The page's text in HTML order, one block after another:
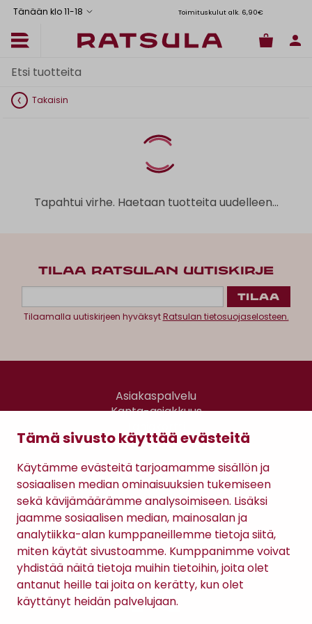
Tämä sivusto käyttää evästeitä
Käytämme evästeitä tarjoamamme sisällön ja
sosiaalisen median ominaisuuksien tukemiseen
sekä kävijämäärämme analysoimiseen. Lisäksi
jaamme sosiaalisen median, mainosalan ja
analytiikka-alan kumppaneillemme tietoja siitä,
miten käytät sivustoamme. Kumppanimme voivat
yhdistää näitä tietoja muihin tietoihin, joita olet
antanut heille tai joita on kerätty, kun olet
käyttänyt heidän palvelujaan.
Tänään klo 11-18 Toimituskulut alk. 6,90€
Takaisin
Tapahtui virhe. Haetaan tuotteita uudelleen...
TILAA RATSULAN UUTISKIRJE
Tilaamalla uutiskirjeen hyväksytRatsulan tietosuojaselosteen.
Asiakaspalvelu
Kanta-asiakkuus
Gomee Ratsula Café
Sopimusehdot
Tietosuojaseloste
Maksutavat